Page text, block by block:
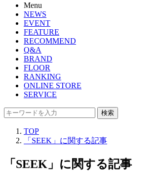
Menu
NEWS
EVENT
FEATURE
RECOMMEND
Q&A
BRAND
FLOOR
RANKING
ONLINE STORE
SERVICE
検索
TOP
「SEEK」に関する記事
「SEEK」に関する記事